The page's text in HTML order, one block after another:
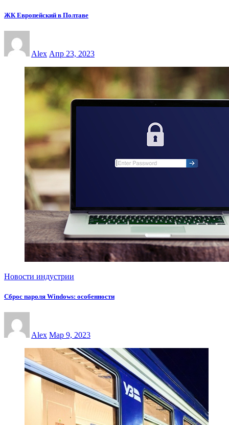
ЖК Европейский в Полтаве
Alex Апр 23, 2023
Новости индустрии
Сброс пароля Windows: особенности
Alex Мар 9, 2023